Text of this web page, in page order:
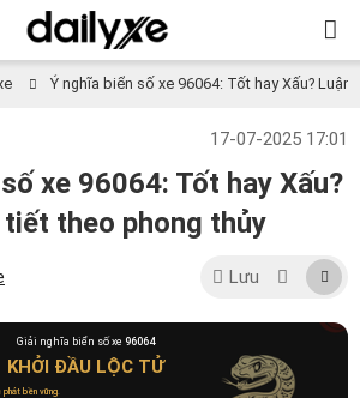
Ý nghĩa biển số xe 96064: Tốt hay Xấu?
17-07-2025 17:01
xe 96064: Tốt hay Xấu?
theo phong thủy
Lưu
Giải nghĩa biển số xe 96064
KHỞI ĐẦU LỘC TỬ
phát bền vững.